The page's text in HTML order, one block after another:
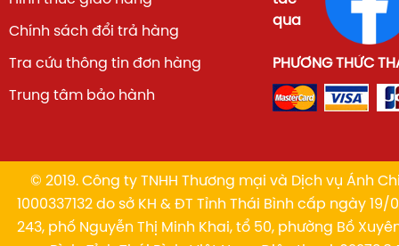
Chính sách đổi trả hàng
Tra cứu thông tin đơn hàng
Trung tâm bảo hành
qua
PHƯƠNG THỨC
© 2019. Công ty TNHH Thương mại và Dịch vụ Ánh
1000337132 do sở KH & ĐT Tỉnh Thái Bình cấp ngày 19/
243, phố Nguyễn Thị Minh Khai, tổ 50, phường Bồ